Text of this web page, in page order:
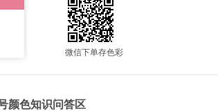
微信下单存色彩
颜色知识问答区